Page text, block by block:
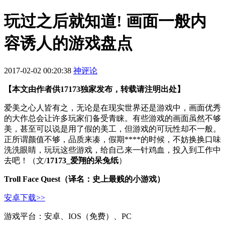
玩过之后就知道! 画面一般内
容诱人的游戏盘点
2017-02-02 00:20:38 神评论
【本文由作者供17173独家发布，转载请注明出处】
爱美之心人皆有之，无论是在现实世界还是游戏中，画面优秀
的大作总会让许多玩家们备受青睐。有些游戏的画面虽然不够
美，甚至可以说是用了假的美工，但游戏的可玩性却不一般。
正所谓颜值不够，品质来凑，假期****的时候，不妨换换口味
洗洗眼睛，玩玩这些游戏，给自己来一针鸡血，投入到工作中
去吧！（文/17173_爱翔的呆兔纸）
Troll Face Quest（译名：史上最贱的小游戏）
安卓下载>>
游戏平台：安卓、IOS（免费）、PC